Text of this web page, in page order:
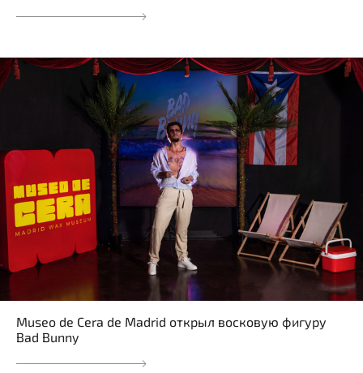
Museo de Cera de Madrid открыл восковую фигуру
Bad Bunny